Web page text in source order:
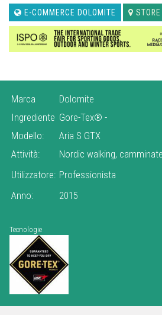
E-COMMERCE DOLOMITE
Marca
Dolomite
Ingrediente Gore-Tex® -
Modello:
Aria S GTX
Attività:
Nordic walking,
Utilizzatore: Professionista
Anno:
2015
Tecnologie